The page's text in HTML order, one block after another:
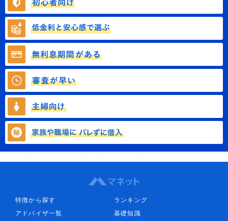
特徴から探す
ランキング
アドバイザ一覧
基礎知識